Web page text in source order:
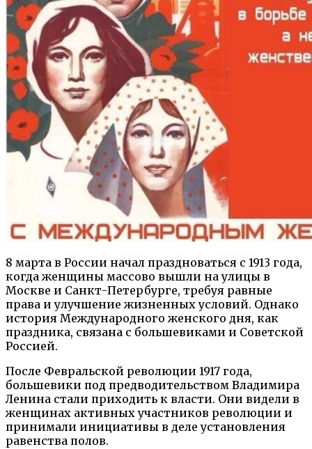
8 марта в России начал праздноваться с 1913 года,
когда женщины массово вышли на улицы в
Москве и Санкт-Петербурге, требуя равные
права и улучшение жизненных условий. Однако
история Международного женского дня, как
праздника, связана с большевиками и Советской
Россией.
После Февральской революции 1917 года,
большевики под предводительством Владимира
Ленина стали приходить к власти. Они видели в
женщинах активных участников революции и
принимали инициативы в деле установления
равенства полов.